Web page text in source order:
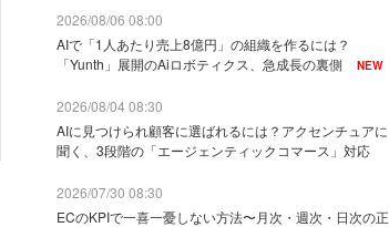
2026/08/06 08:00
AIで「1人あたり売上8億円」の組織を作るには？
「Yunth」展開のAiロボティクス、急成長の裏側
NEW
2026/08/04 08:30
AIに見つけられ顧客に選ばれるには？アクセンチュアに
聞く、3段階の「エージェンティックコマース」対応
2026/07/30 08:30
ECのKPIで一喜一憂しない方法〜月次・週次・日次の正